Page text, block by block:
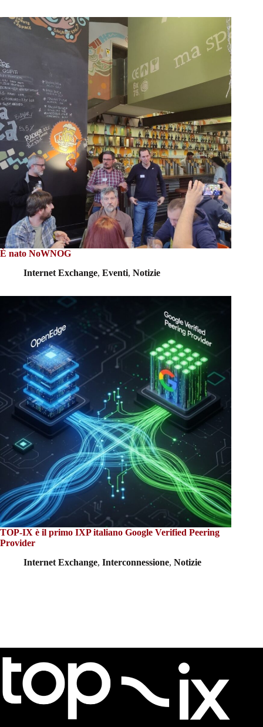
È nato NoWNOG
Internet Exchange, Eventi, Notizie
TOP-IX è il primo IXP italiano Google Verified Peering
Provider
Internet Exchange, Interconnessione, Notizie